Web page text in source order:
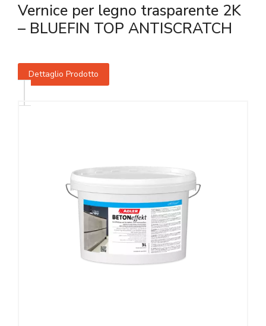
Vernice per legno trasparente 2K
– BLUEFIN TOP ANTISCRATCH
Dettaglio Prodotto